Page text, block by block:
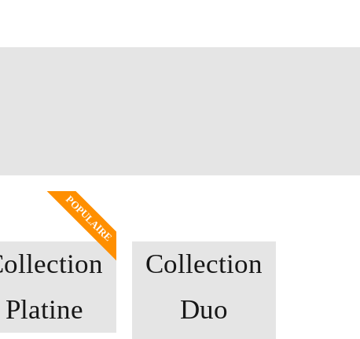
POPULAIRE
Platine
Collection
Duo